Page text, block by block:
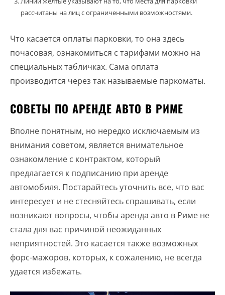
рассчитаны на лиц с ограниченными возможностями.
Что касается оплаты парковки, то она здесь
почасовая, ознакомиться с тарифами можно на
специальных табличках. Сама оплата
производится через так называемые паркоматы.
СОВЕТЫ ПО АРЕНДЕ АВТО В РИМЕ
Вполне понятным, но нередко исключаемым из
внимания советом, является внимательное
ознакомление с контрактом, который
предлагается к подписанию при аренде
автомобиля. Постарайтесь уточнить все, что вас
интересует и не стесняйтесь спрашивать, если
возникают вопросы, чтобы аренда авто в Риме не
стала для вас причиной неожиданных
неприятностей. Это касается также возможных
форс-мажоров, которых, к сожалению, не всегда
удается избежать.